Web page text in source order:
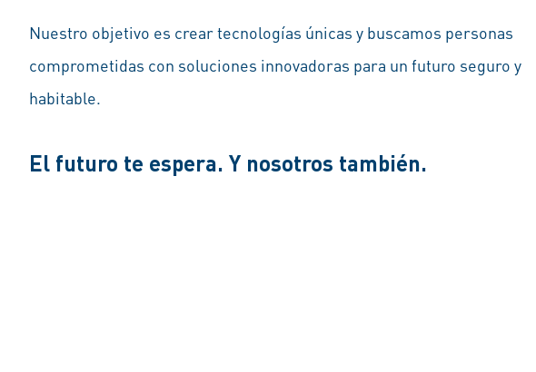
Nuestro objetivo es crear tecnologías únicas y buscamos personas
comprometidas con soluciones innovadoras para un futuro seguro y
habitable.
El futuro te espera. Y nosotros también.